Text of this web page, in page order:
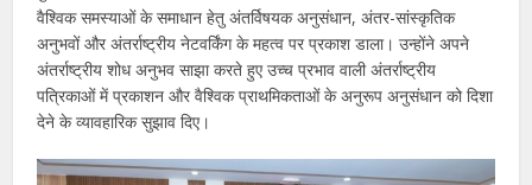
वैश्विक समस्याओं के समाधान हेतु अंतर्विषयक अनुसंधान, अंतर-सांस्कृतिक
अनुभवों और अंतर्राष्ट्रीय नेटवर्किंग के महत्व पर प्रकाश डाला। उन्होंने अपने
अंतर्राष्ट्रीय शोध अनुभव साझा करते हुए उच्च प्रभाव वाली अंतर्राष्ट्रीय
पत्रिकाओं में प्रकाशन और वैश्विक प्राथमिकताओं के अनुरूप अनुसंधान को दिशा
देने के व्यावहारिक सुझाव दिए।